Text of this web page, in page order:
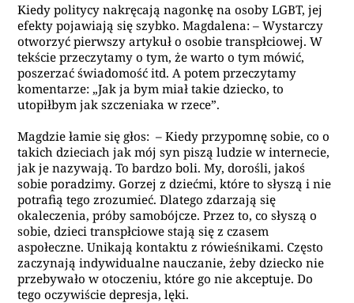
Kiedy politycy nakręcają nagonkę na osoby LGBT, jej
efekty pojawiają się szybko. Magdalena: – Wystarczy
otworzyć pierwszy artykuł o osobie transpłciowej. W
tekście przeczytamy o tym, że warto o tym mówić,
poszerzać świadomość itd. A potem przeczytamy
komentarze: „Jak ja bym miał takie dziecko, to
utopiłbym jak szczeniaka w rzece”.
Magdzie łamie się głos: – Kiedy przypomnę sobie, co o
takich dzieciach jak mój syn piszą ludzie w internecie,
jak je nazywają. To bardzo boli. My, dorośli, jakoś
sobie poradzimy. Gorzej z dziećmi, które to słyszą i nie
potrafią tego zrozumieć. Dlatego zdarzają się
okaleczenia, próby samobójcze. Przez to, co słyszą o
sobie, dzieci transpłciowe stają się z czasem
aspołeczne. Unikają kontaktu z rówieśnikami. Często
zaczynają indywidualne nauczanie, żeby dziecko nie
przebywało w otoczeniu, które go nie akceptuje. Do
tego oczywiście depresja, lęki.